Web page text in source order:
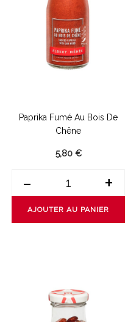
Paprika Fumé Au Bois De
Chêne
5,80 €
- +
AJOUTER AU PANIER